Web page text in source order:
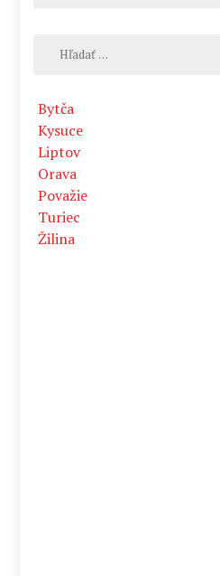
Hľadať:
Bytča
Kysuce
Liptov
Orava
Považie
Turiec
Žilina